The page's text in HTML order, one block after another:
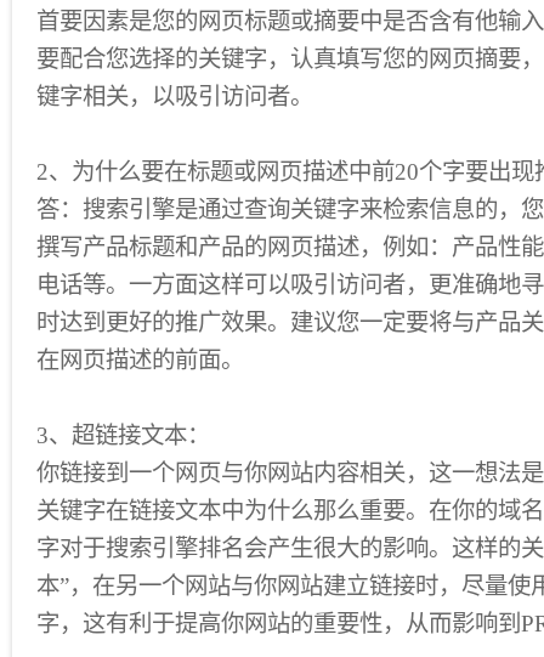
首要因素是您的网页标题或摘要中是否含有他输
要配合您选择的关键字，认真填写您的网页摘要
键字相关，以吸引访问者。
2、为什么要在标题或网页描述中前20个字要出现
答：搜索引擎是通过查询关键字来检索信息的，
撰写产品标题和产品的网页描述，例如：产品性
电话等。一方面这样可以吸引访问者，更准确地
时达到更好的推广效果。建议您一定要将与产品
在网页描述的前面。
3、超链接文本：
你链接到一个网页与你网站内容相关，这一想法
关键字在链接文本中为什么那么重要。在你的域
字对于搜索引擎排名会产生很大的影响。这样的
本”，在另一个网站与你网站建立链接时，尽量使
字，这有利于提高你网站的重要性，从而影响到